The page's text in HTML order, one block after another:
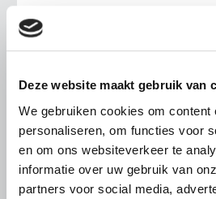
Deze website maakt gebruik van
We gebruiken cookies om content
personaliseren, om functies voor
en om ons websiteverkeer te
informatie over uw gebruik van
partners voor social media,